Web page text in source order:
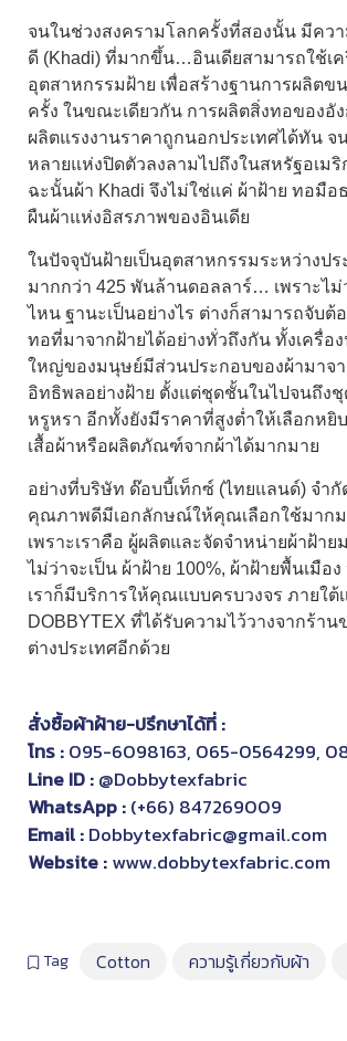
จนในช่วงสงครามโลกครั้งที่สองนั้น มีคว
ดี (Khadi) ที่มากขึ้น…อินเดียสามารถใช้เ
อุตสาหกรรมฝ้าย เพื่อสร้างฐานการผลิตข
ครั้ง ในขณะเดียวกัน การผลิตสิ่งทอของอั
ผลิตแรงงานราคาถูกนอกประเทศได้ทัน จ
หลายแห่งปิดตัวลงลามไปถึงในสหรัฐอเมริ
ฉะนั้นผ้า Khadi จึงไม่ใช่แค่ ผ้าฝ้าย ทอมือ
ผืนผ้าแห่งอิสรภาพของอินเดีย
ในปัจจุบันฝ้ายเป็นอุตสาหกรรมระหว่างป
มากกว่า 425 พันล้านดอลลาร์… เพราะไ
ไหน ฐานะเป็นอย่างไร ต่างก็สามารถจับ
ทอที่มาจากฝ้ายได้อย่างทั่วถึงกัน ทั้งเครื่อ
ใหญ่ของมนุษย์มีส่วนประกอบของผ้ามาจ
อิทธิพลอย่างฝ้าย ตั้งแต่ชุดชั้นในไปจนถึง
หรูหรา อีกทั้งยังมีราคาที่สูงต่ำให้เลือกหยิ
เสื้อผ้าหรือผลิตภัณฑ์จากผ้าได้มากมาย
อย่างที่บริษัท ด๊อบบี้เท็กซ์ (ไทยแลนด์) จำกั
คุณภาพดีมีเอกลักษณ์ให้คุณเลือกใช้มากม
เพราะเราคือ ผู้ผลิตและจัดจำหน่ายผ้าฝ้าย
ไม่ว่าจะเป็น ผ้าฝ้าย 100%, ผ้าฝ้ายพื้นเมือง
เราก็มีบริการให้คุณแบบครบวงจร ภายใต้เ
DOBBYTEX ที่ได้รับความไว้วางจากร้าน
ต่างประเทศอีกด้วย
สั่งซื้อผ้าฝ้าย-ปรึกษาได้ที่ :
โทร :095-6098163, 065-0564299,
Line ID :@Dobbytexfabric
WhatsApp :(+66) 847269009
Email :Dobbytexfabric@gmail.com
Website :www.dobbytexfabric.com
Tag Cotton ความรู้เกี่ยวกับผ้า